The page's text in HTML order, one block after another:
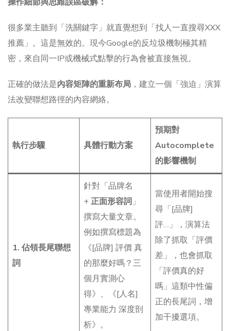
很多業主聽到「洗關鍵字」就直覺想到「找人一直搜尋XXX
推薦」。這是無效的。現今Google的反垃圾機制極其精
密，來自同一IP或機械式點擊的行為會被直接無視。
正確的做法是內容矩陣的重新布局 ，建立一個「強迫」演算
法改變聯想路徑的內容網絡。
執行步驟 具體行動方案
預期對
Autocomplete
的影響機制
1. 佔領長尾聯想
詞
針對「品牌名
+ 正面形容詞 」
撰寫大量文章。
例如撰寫標題為
《[品牌] 評價 真
的那麼好嗎？三
個月實測心
得》、《[人名]
專業能力 深度剖
析》。
當使用者開始搜
尋「[品牌]
評…」，演算法
除了抓取「評價
差」，也會抓取
「評價真的好
嗎」這類中性偏
正的長尾詞，增
加干擾選項。